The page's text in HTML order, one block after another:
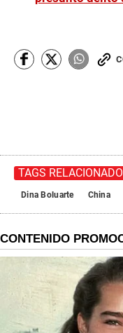
TAGS
Dina Boluarte China